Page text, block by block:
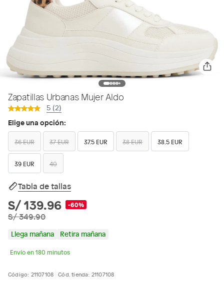
Zapatillas Urbanas Mujer Aldo
5 (2)
Elige una opción:
36 EUR 37 EUR 37.5 EUR 38 EUR 38.5 EUR
39 EUR 40
Tabla de tallas
S/ 139.96 -60%
S/ 349.90
Llega mañana Retira mañana
Envío en 180 minutos
Código: 21107108 Cód. tienda: 21107108